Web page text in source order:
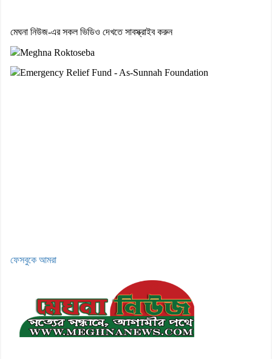
মেঘনা নিউজ-এর সকল ভিডিও দেখতে সাবস্ক্রাইব করুন
ফেসবুকে আমরা